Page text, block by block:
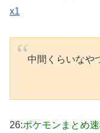
x1
中間くらいなや
26:ポケモンまとめ